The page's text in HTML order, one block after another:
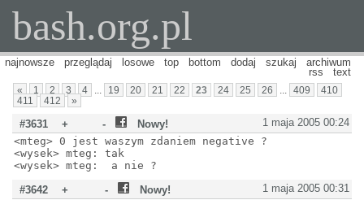
bash.org.pl
najnowsze przeglądaj losowe top bottom dodaj szukaj
archiwum
rss
text
« 1 2 3 4 19 20 21 22 23 24 25 26 409
410
411
412 »
1 maja 2005 00:24
#3631 + -
Nowy!
<mteg> 0 jest waszym zdaniem negative ?
<wysek> mteg: tak
<wysek> mteg: a nie ?
1 maja 2005 00:31
#3642 + -
Nowy!